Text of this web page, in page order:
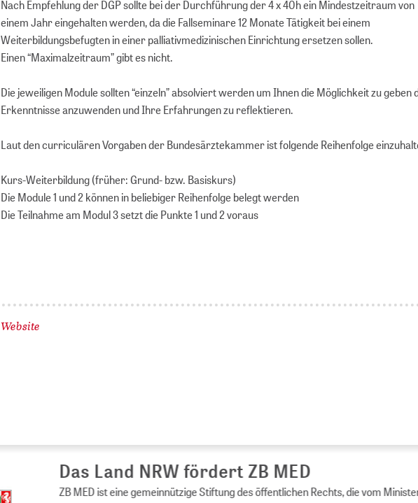
Nach Empfehlung der DGP sollte bei der Durchführung der 4 x 40h ein Mindestzeitraum von
einem Jahr eingehalten werden, da die Fallseminare 12 Monate Tätigkeit bei einem
Weiterbildungsbefugten in einer palliativmedizinischen Einrichtung ersetzen sollen.
Einen “Maximalzeitraum” gibt es nicht.
Die jeweiligen Module sollten “einzeln” absolviert werden um Ihnen die Möglichkeit zu geben
Erkenntnisse anzuwenden und Ihre Erfahrungen zu reflektieren.
Laut den curriculären Vorgaben der Bundesärztekammer ist folgende Reihenfolge
Kurs-Weiterbildung (früher: Grund- bzw. Basiskurs)
Die Module 1 und 2 können in beliebiger Reihenfolge belegt werden
Die Teilnahme am Modul 3 setzt die Punkte 1 und 2 voraus
Website
Das Land NRW fördert ZB MED
ZB MED ist eine gemeinnützige Stiftung des öffentlichen Rechts, die vom